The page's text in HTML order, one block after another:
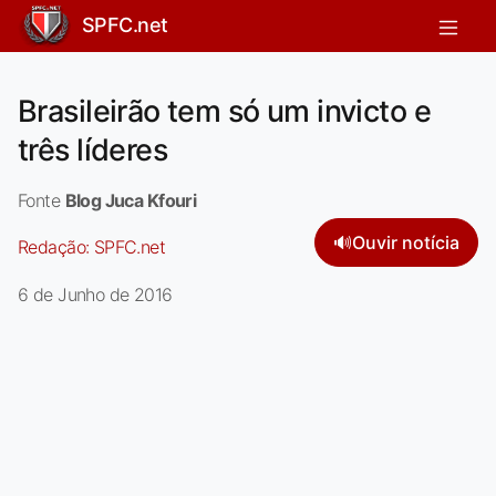
SPFC.net
Brasileirão tem só um invicto e
três líderes
Fonte Blog Juca Kfouri
Redação: SPFC.net 🔊Ouvir notícia
6 de Junho de 2016